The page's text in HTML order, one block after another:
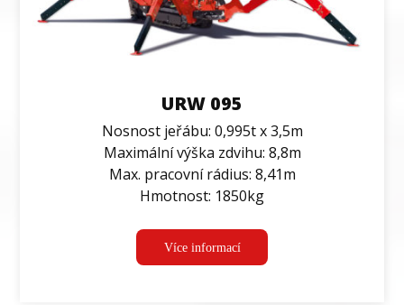
URW 095
Nosnost jeřábu: 0,995t x 3,5m
Maximální výška zdvihu: 8,8m
Max. pracovní rádius: 8,41m
Hmotnost: 1850kg
Více informací